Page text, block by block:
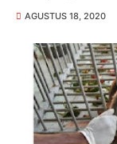
AGUSTUS 18, 2020